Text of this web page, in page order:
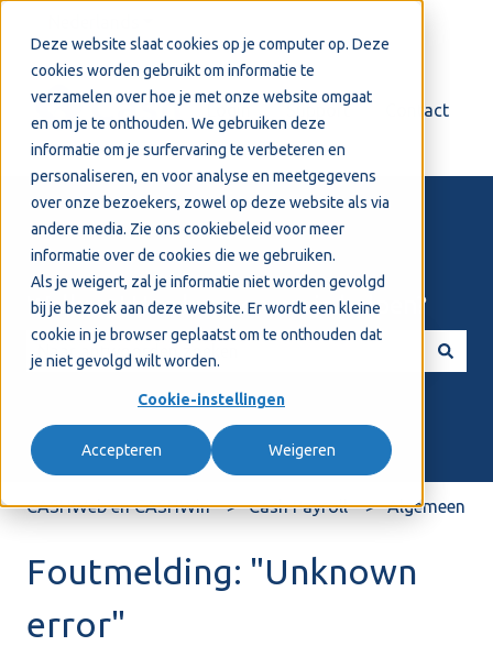
Deze website slaat cookies op je computer op. Deze
cookies worden gebruikt om informatie te
verzamelen over hoe je met onze website omgaat
en om je te onthouden. We gebruiken deze
informatie om je surfervaring te verbeteren en
personaliseren, en voor analyse en meetgegevens
over onze bezoekers, zowel op deze website als via
andere media. Zie ons cookiebeleid voor meer
informatie over de cookies die we gebruiken.
Als je weigert, zal je informatie niet worden gevolgd
bij je bezoek aan deze website. Er wordt een kleine
cookie in je browser geplaatst om te onthouden dat
je niet gevolgd wilt worden.
Cookie-instellingen
Accepteren Weigeren
Support Contact
Welkom! Hoe kunnen we je helpen?
CASHWeb en CASHWin Cash Payroll Algemeen
Foutmelding: "Unknown
error"